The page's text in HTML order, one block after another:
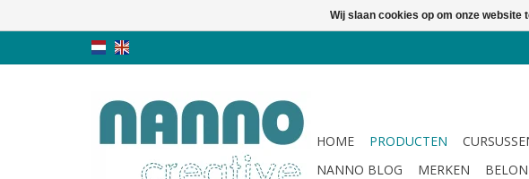
HOME PRODUCTEN
NANNO BLOG
MERKEN
Wij slaan cookies op om onze website